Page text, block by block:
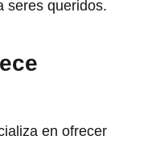
seres queridos.
en ofrecer